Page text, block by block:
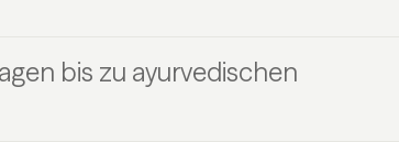
bis zu ayurvedischen